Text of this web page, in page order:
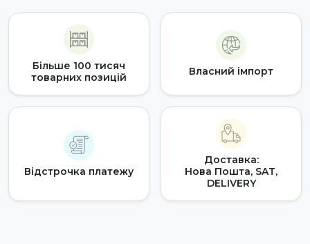
Більше 100 тисяч
товарних позицій
Власний імпорт
Відстрочка платежу
Доставка:
Нова Пошта, SAT,
DELIVERY